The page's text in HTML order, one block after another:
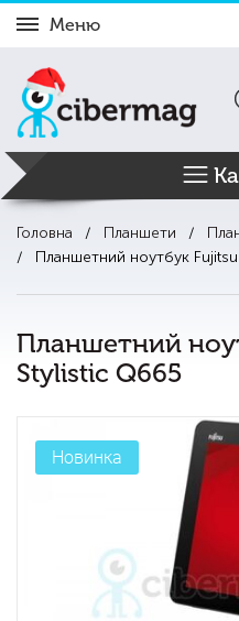
Меню
Головна Планшети
Планшетний ноутбук
Планшетний
Stylistic Q665
Новинка